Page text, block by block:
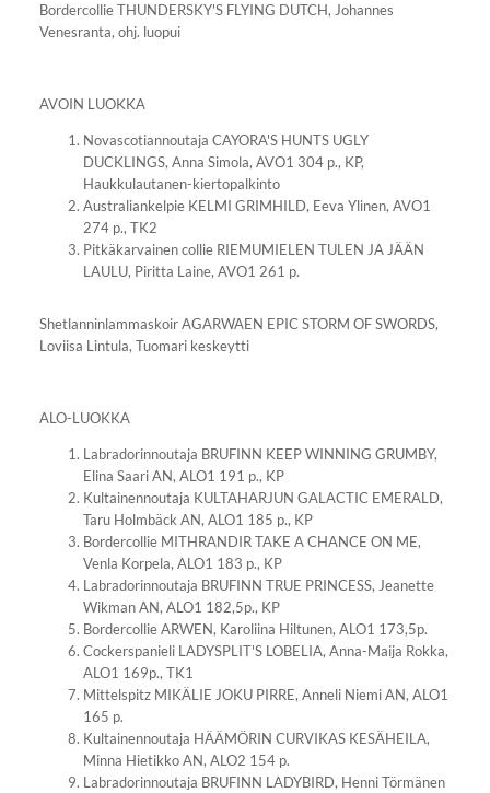
Bordercollie THUNDERSKY'S FLYING DUTCH, Johannes
Venesranta, ohj. luopui
AVOIN LUOKKA
Novascotiannoutaja CAYORA'S HUNTS UGLY
DUCKLINGS, Anna Simola, AVO1 304 p., KP,
Haukkulautanen-kiertopalkinto
Australiankelpie KELMI GRIMHILD, Eeva Ylinen, AVO1
274 p., TK2
Pitkäkarvainen collie RIEMUMIELEN TULEN JA JÄÄN
LAULU, Piritta Laine, AVO1 261 p.
Shetlanninlammaskoir AGARWAEN EPIC STORM OF SWORDS,
Loviisa Lintula, Tuomari keskeytti
ALO-LUOKKA
Labradorinnoutaja BRUFINN KEEP WINNING GRUMBY,
Elina Saari AN, ALO1 191 p., KP
Kultainennoutaja KULTAHARJUN GALACTIC EMERALD,
Taru Holmbäck AN, ALO1 185 p., KP
Bordercollie MITHRANDIR TAKE A CHANCE ON ME,
Venla Korpela, ALO1 183 p., KP
Labradorinnoutaja BRUFINN TRUE PRINCESS, Jeanette
Wikman AN, ALO1 182,5p., KP
Bordercollie ARWEN, Karoliina Hiltunen, ALO1 173,5p.
Cockerspanieli LADYSPLIT'S LOBELIA, Anna-Maija Rokka,
ALO1 169p., TK1
Mittelspitz MIKÄLIE JOKU PIRRE, Anneli Niemi AN, ALO1
165 p.
Kultainennoutaja HÄÄMÖRIN CURVIKAS KESÄHEILA,
Minna Hietikko AN, ALO2 154 p.
Labradorinnoutaja BRUFINN LADYBIRD, Henni Törmänen